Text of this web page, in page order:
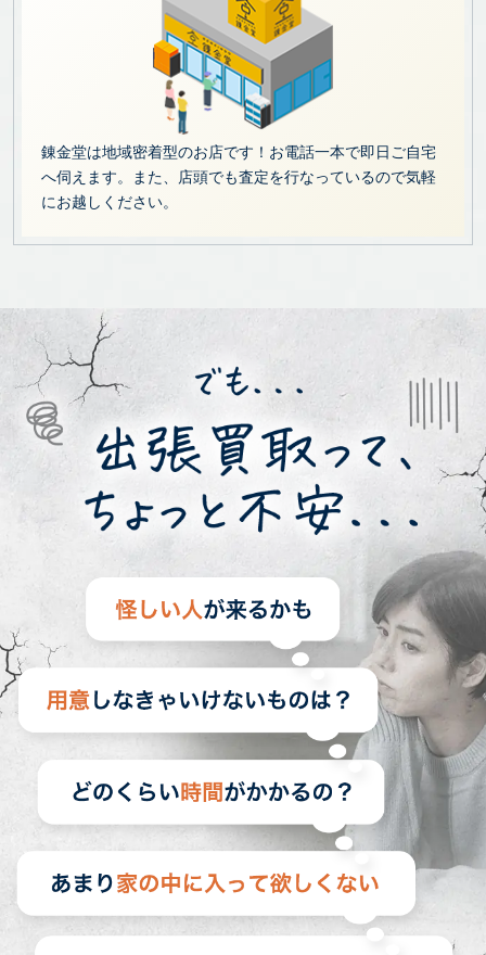
錬金堂は地域密着型のお店です！お電話一本で即日ご自宅
へ伺えます。また、店頭でも査定を行なっているので気軽
にお越しください。